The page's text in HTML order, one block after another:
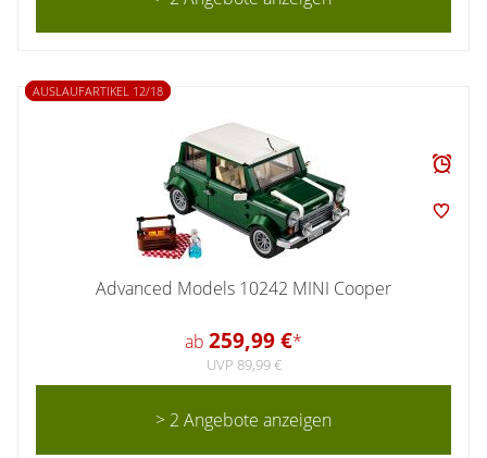
AUSLAUFARTIKEL 12/18
Advanced Models 10242 MINI Cooper
ab 259,99 €*
UVP 89,99 €
> 2 Angebote anzeigen